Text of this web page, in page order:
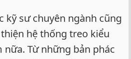
kỹ sư chuyên ngành cũng
hệ thống treo kiểu
nữa. Từ những bản phác